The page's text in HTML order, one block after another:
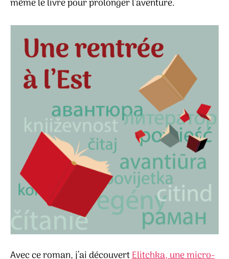
même le livre pour prolonger l’aventure.
Avec ce roman, j’ai découvertElitchka, une micro-